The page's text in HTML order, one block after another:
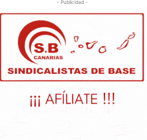
- Publicidad -